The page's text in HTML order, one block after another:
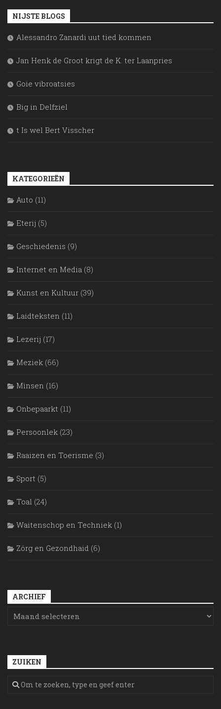
NIJSTE BLOGS
Alessandro Zanardi uut tied kommen
Jan Henk de Groot krigt de K. ter Laanpries
Goie vibroatsies
Big in Delfziel
t Is wel Bert Visscher
KATEGORIEËN
Auto (11)
Eterij (5)
Geschiedenis (9)
Internet en Media (8)
Kunst en Kultuur (39)
Laidteksten (11)
Lezerij (17)
Meziek (66)
Mìnsen (16)
Onbepaarkt (11)
Persoonlek (23)
Raaizen en Toerisme (3)
Sport (5)
Toal (24)
Waitenschop en Techniek (1)
Zörg en Gezondhaid (6)
ARCHIEF
ZUIKEN